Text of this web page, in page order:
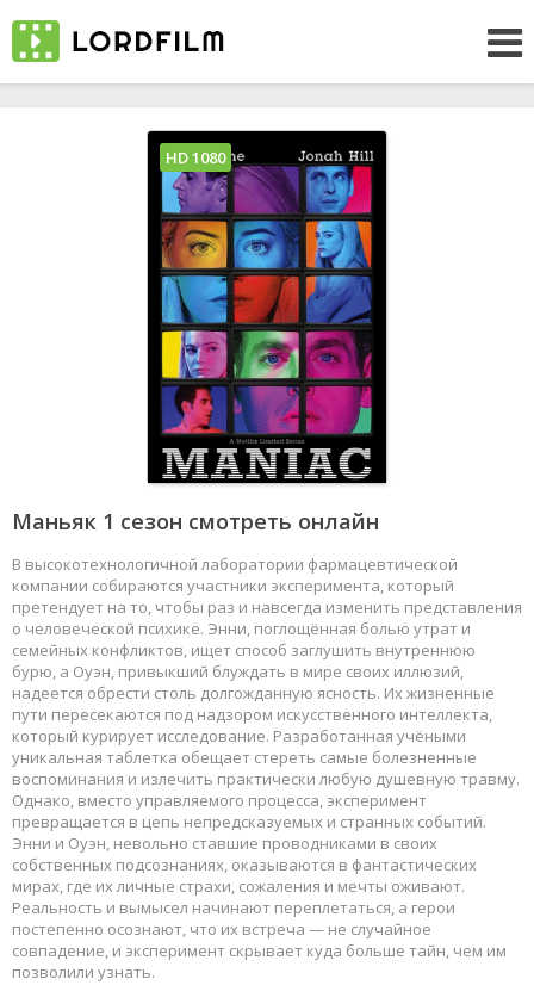
Маньяк 1 сезон смотреть онлайн
В высокотехнологичной лаборатории фармацевтической
компании собираются участники эксперимента, который
претендует на то, чтобы раз и навсегда изменить представления
о человеческой психике. Энни, поглощённая болью утрат и
семейных конфликтов, ищет способ заглушить внутреннюю
бурю, а Оуэн, привыкший блуждать в мире своих иллюзий,
надеется обрести столь долгожданную ясность. Их жизненные
пути пересекаются под надзором искусственного интеллекта,
который курирует исследование. Разработанная учёными
уникальная таблетка обещает стереть самые болезненные
воспоминания и излечить практически любую душевную травму.
Однако, вместо управляемого процесса, эксперимент
превращается в цепь непредсказуемых и странных событий.
Энни и Оуэн, невольно ставшие проводниками в своих
собственных подсознаниях, оказываются в фантастических
мирах, где их личные страхи, сожаления и мечты оживают.
Реальность и вымысел начинают переплетаться, а герои
постепенно осознают, что их встреча — не случайное
совпадение, и эксперимент скрывает куда больше тайн, чем им
позволили узнать.
HD 1080